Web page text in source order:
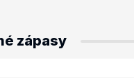
zápasy